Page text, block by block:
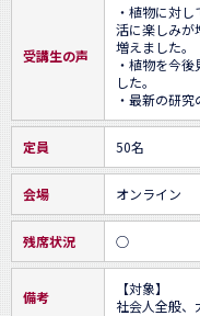
受講生の声
・植物に対
活に楽しみが
増えました。
・植物を今
した。
・最新の研究
定員 50名
会場 オンライン
残席状況 ○
備考
【対象】
社会人全般、